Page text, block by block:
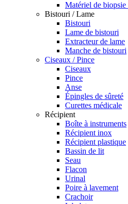
Matériel de biopsie
Bistouri / Lame
Bistouri
Lame de bistouri
Extracteur de lame
Manche de bistouri
Ciseaux / Pince
Ciseaux
Pince
Anse
Épingles de sûreté
Curettes médicale
Récipient
Boîte à instruments
Récipient inox
Récipient plastique
Bassin de lit
Seau
Flacon
Urinal
Poire à lavement
Crachoir